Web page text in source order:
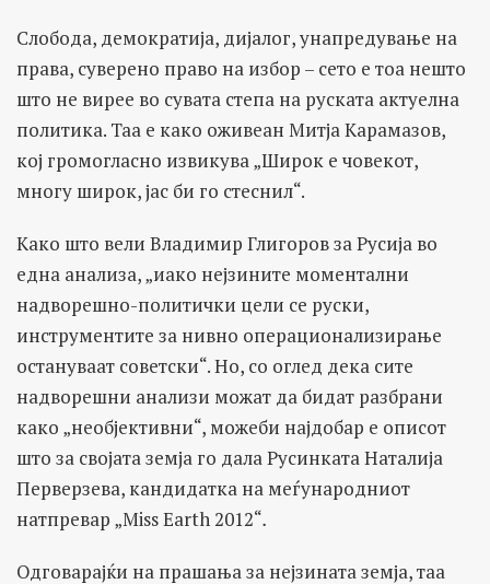
Слобода, демократија, дијалог, унапредување на
права, суверено право на избор – сето е тоа нешто
што не вирее во сувата степа на руската актуелна
политика. Таа е како оживеан Митја Карамазов,
кој громогласно извикува „Широк е човекот,
многу широк, јас би го стеснил“.
Како што вели Владимир Глигоров за Русија во
една анализа, „иако нејзините моментални
надворешно-политички цели се руски,
инструментите за нивно операционализирање
oстануваат советски“. Но, со оглед дека сите
надворешни анализи можат да бидат разбрани
како „необјективни“, можеби најдобар е описот
што за својата земја го дала Русинката Наталија
Перверзева, кандидатка на меѓународниот
натпревар „Miss Earth 2012“.
Одговарајќи на прашања за нејзината земја, таа